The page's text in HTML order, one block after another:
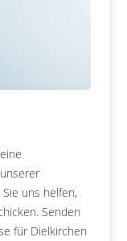
uns helfen,
Senden
für Dielkirchen